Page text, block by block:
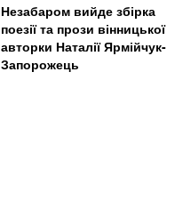
Незабаром вийде збірка
поезії та прози вінницької
авторки Наталії Ярмійчук-
Запорожець